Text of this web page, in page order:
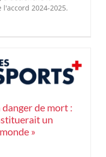
2024-2025.
de mort :
un
»